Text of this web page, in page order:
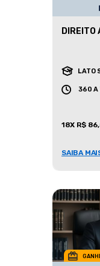
DIREITO
LATO
360 A
18X R$
SAIBA